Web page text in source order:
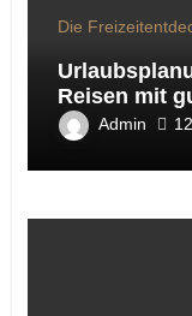
Die
Reisen mit
entspannter
Admin